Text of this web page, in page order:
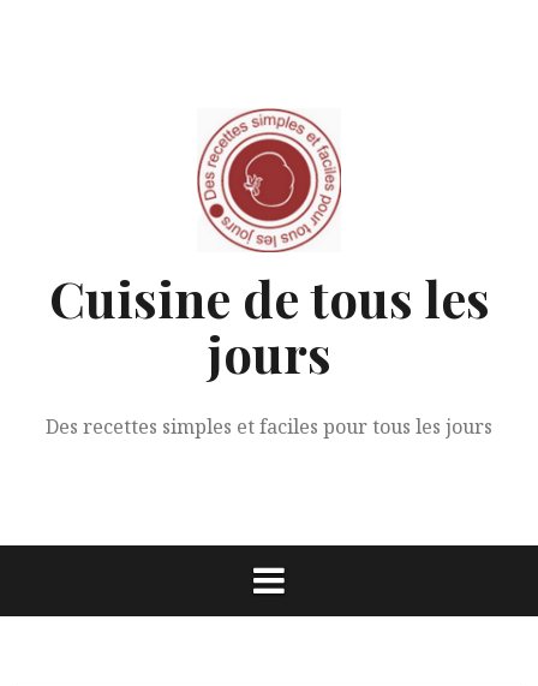
Cuisine de tous les
jours
Des recettes simples et faciles pour tous les jours